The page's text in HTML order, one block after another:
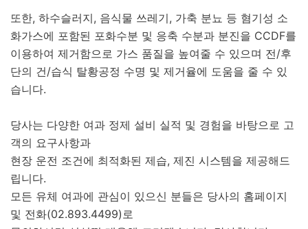
또한, 하수슬러지, 음식물 쓰레기, 가축 분뇨 등 혐기성 소
화가스에 포함된 포화수분 및 응축 수분과 분진을 CCDF를
이용하여 제거함으로 가스 품질을 높여줄 수 있으며 전/후
단의 건/습식 탈황공정 수명 및 제거율에 도움을 줄 수 있
습니다.
당사는 다양한 여과 정제 설비 실적 및 경험을 바탕으로 고
객의 요구사항과
현장 운전 조건에 최적화된 제습, 제진 시스템을 제공해드
립니다.
모든 유체 여과에 관심이 있으신 분들은 당사의 홈페이지
및 전화(02.893.4499)로